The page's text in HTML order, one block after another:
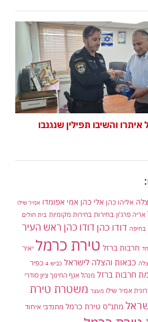
והשיבו תפילין שנגנבו
אליהו כהן אלי כהן אמי אפומדו אמיר שילו
אריה פרג'ון בחירות בחירות מקומיות בית חולים
דודו כהן דודו כהן ראש העיר
חרבות ברזל טירת כרמל יאיר
כבאות והצלה לישראל כביש 4
כפיר
חרבות ברזל מנהל אגף החינוך ציון סודרי
אמיר שילו מעצר משטרת טירת
מתנ"ס טירת כרמל מתנדבי איחוד